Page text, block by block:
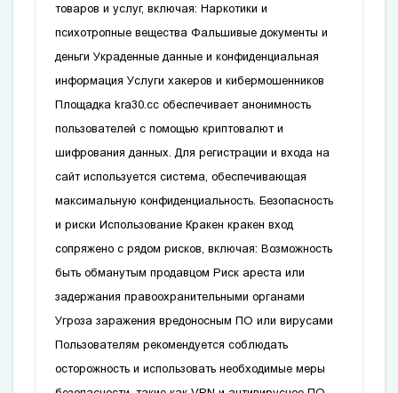
товаров и услуг, включая: Наркотики и
психотропные вещества Фальшивые документы и
деньги Украденные данные и конфиденциальная
информация Услуги хакеров и кибермошенников
Площадкаkra30.cc обеспечивает анонимность
пользователей с помощью криптовалют и
шифрования данных. Для регистрации и входа на
сайт используется система, обеспечивающая
максимальную конфиденциальность. Безопасность
и риски Использование Кракенкракен вход
сопряжено с рядом рисков, включая: Возможность
быть обманутым продавцом Риск ареста или
задержания правоохранительными органами
Угроза заражения вредоносным ПО или вирусами
Пользователям рекомендуется соблюдать
осторожность и использовать необходимые меры